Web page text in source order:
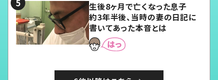
生後8ヶ月で亡くなった息子
約3年半後、当時の妻の日記に
書いてあった本音とは